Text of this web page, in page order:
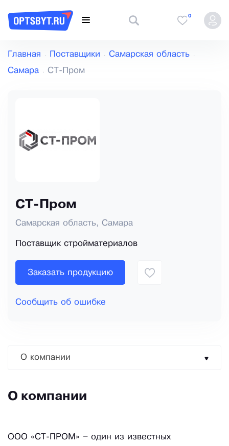
0
Главная Поставщики Самарская область
Самара СТ-Пром
СТ-Пром
Самарская область, Самара
Поставщик стройматериалов
Заказать продукцию
Сообщить об ошибке
О компании
О компании
ООО «СТ-ПРОМ» – один из известных